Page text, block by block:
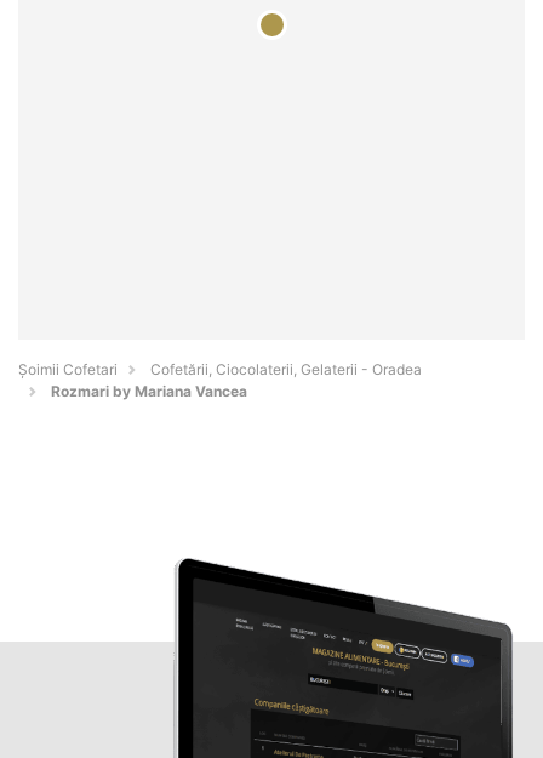
Șoimii Cofetari
Cofetării, Ciocolaterii, Gelaterii - Oradea
Rozmari by Mariana Vancea